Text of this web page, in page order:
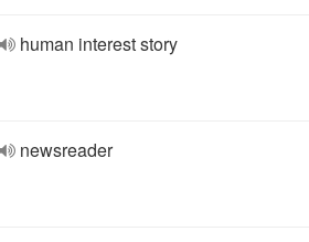
human interest story
newsreader